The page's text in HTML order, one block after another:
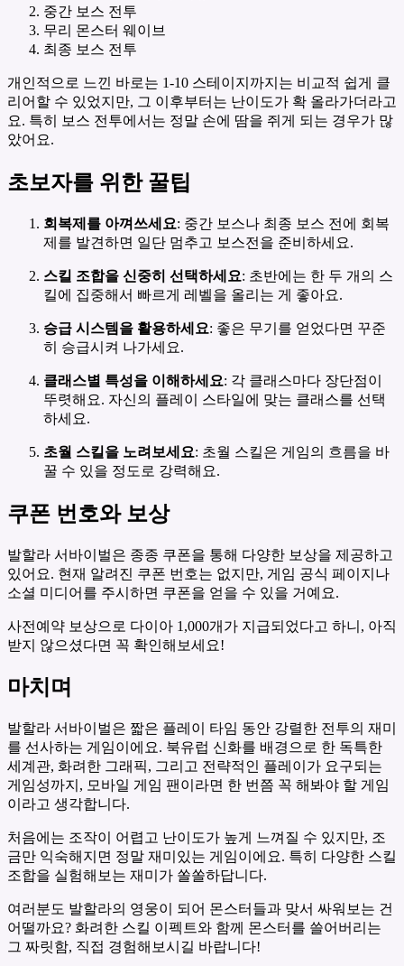
중간 보스 전투
무리 몬스터 웨이브
최종 보스 전투
개인적으로 느낀 바로는 1-10 스테이지까지는 비교적 쉽게 클
리어할 수 있었지만, 그 이후부터는 난이도가 확 올라가더라고
요. 특히 보스 전투에서는 정말 손에 땀을 쥐게 되는 경우가 많
았어요.
초보자를 위한 꿀팁
회복제를 아껴쓰세요: 중간 보스나 최종 보스 전에 회복
제를 발견하면 일단 멈추고 보스전을 준비하세요.
스킬 조합을 신중히 선택하세요: 초반에는 한 두 개의 스
킬에 집중해서 빠르게 레벨을 올리는 게 좋아요.
승급 시스템을 활용하세요: 좋은 무기를 얻었다면 꾸준
히 승급시켜 나가세요.
클래스별 특성을 이해하세요: 각 클래스마다 장단점이
뚜렷해요. 자신의 플레이 스타일에 맞는 클래스를 선택
하세요.
초월 스킬을 노려보세요: 초월 스킬은 게임의 흐름을 바
꿀 수 있을 정도로 강력해요.
쿠폰 번호와 보상
발할라 서바이벌은 종종 쿠폰을 통해 다양한 보상을 제공하고
있어요. 현재 알려진 쿠폰 번호는 없지만, 게임 공식 페이지나
소셜 미디어를 주시하면 쿠폰을 얻을 수 있을 거예요.
사전예약 보상으로 다이아 1,000개가 지급되었다고 하니, 아직
받지 않으셨다면 꼭 확인해보세요!
마치며
발할라 서바이벌은 짧은 플레이 타임 동안 강렬한 전투의 재미
를 선사하는 게임이에요. 북유럽 신화를 배경으로 한 독특한
세계관, 화려한 그래픽, 그리고 전략적인 플레이가 요구되는
게임성까지, 모바일 게임 팬이라면 한 번쯤 꼭 해봐야 할 게임
이라고 생각합니다.
처음에는 조작이 어렵고 난이도가 높게 느껴질 수 있지만, 조
금만 익숙해지면 정말 재미있는 게임이에요. 특히 다양한 스킬
조합을 실험해보는 재미가 쏠쏠하답니다.
여러분도 발할라의 영웅이 되어 몬스터들과 맞서 싸워보는 건
어떨까요? 화려한 스킬 이펙트와 함께 몬스터를 쓸어버리는
그 짜릿함, 직접 경험해보시길 바랍니다!